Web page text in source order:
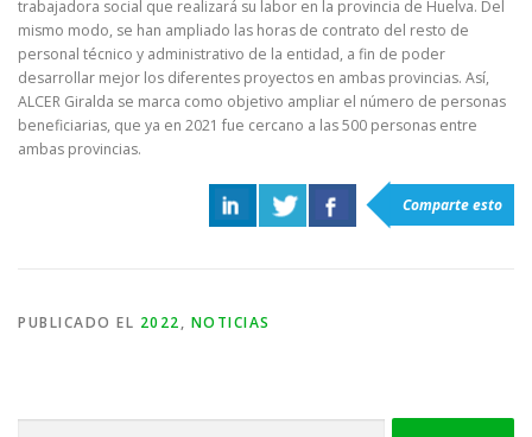
trabajadora social que realizará su labor en la provincia de Huelva. Del
mismo modo, se han ampliado las horas de contrato del resto de
personal técnico y administrativo de la entidad, a fin de poder
desarrollar mejor los diferentes proyectos en ambas provincias. Así,
ALCER Giralda se marca como objetivo ampliar el número de personas
beneficiarias, que ya en 2021 fue cercano a las 500 personas entre
ambas provincias.
Comparte esto
PUBLICADO EL 2022, NOTICIAS